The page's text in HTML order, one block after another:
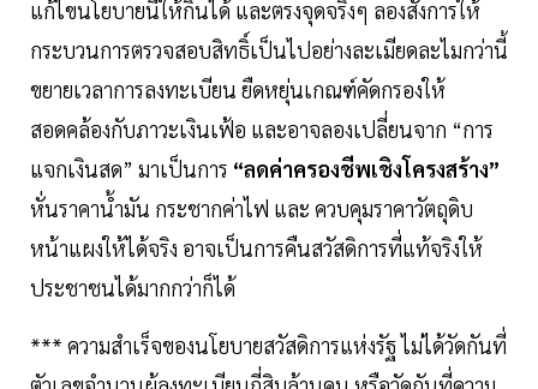
แก้ไขนโยบายนี้ให้กินได้ และตรงจุดจริงๆ ลองสั่งการให้
กระบวนการตรวจสอบสิทธิ์เป็นไปอย่างละเมียดละไมกว่านี้
ขยายเวลาการลงทะเบียน ยืดหยุ่นเกณฑ์คัดกรองให้
สอดคล้องกับภาวะเงินเฟ้อ และอาจลองเปลี่ยนจาก “การ
แจกเงินสด” มาเป็นการ “ลดค่าครองชีพเชิงโครงสร้าง”
หั่นราคานํ้ามัน กระชากค่าไฟ และ ควบคุมราคาวัตถุดิบ
หน้าแผงให้ได้จริง อาจเป็นการคืนสวัสดิการที่แท้จริงให้
ประชาชนได้มากกว่าก็ได้
*** ความสำเร็จของนโยบายสวัสดิการแห่งรัฐ ไม่ได้วัดกันที่